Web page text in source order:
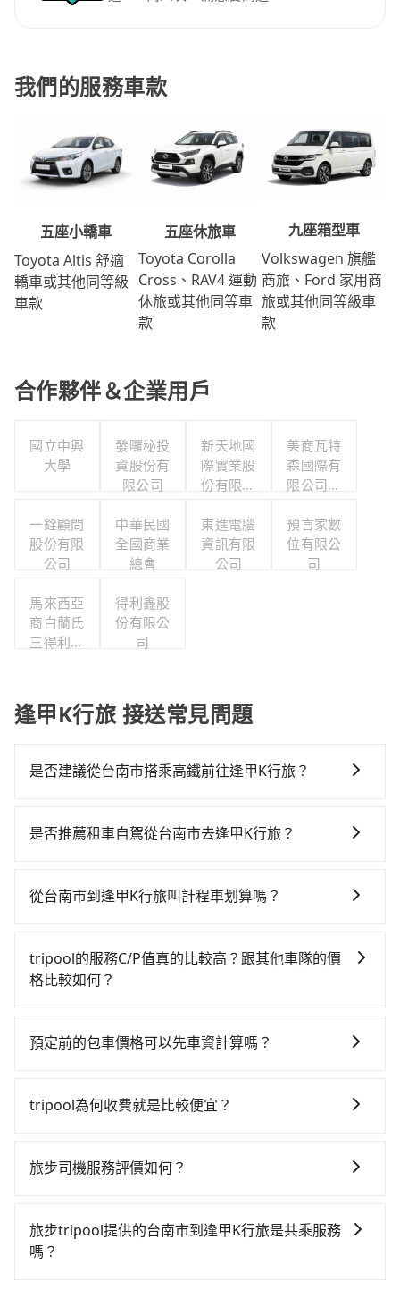
我們的服務車款
五座小轎車
Toyota Altis 舒適
轎車或其他同等級
車款
五座休旅車
Toyota Corolla
Cross、RAV4 運動
休旅或其他同等車
款
九座箱型車
Volkswagen 旗艦
商旅、Ford 家用商
旅或其他同等級車
款
合作夥伴＆企業用戶
國立中興
大學
發囉秘投
資股份有
限公司
新天地國
際實業股
份有限公
美商瓦特
森國際有
限公司台
一銓顧問
股份有限
公司
中華民國
全國商業
總會
東進電腦
資訊有限
公司
預言家數
位有限公
司
馬來西亞
商白蘭氏
三得利股
公司
得利鑫股
份有限公
司
逢甲K行旅 接送常見問題
是否建議從台南市搭乘高鐵前往逢甲K行旅？
時、轉車麻煩，且難叫計程車前往高鐵站！從最早06:03
一輛計程車花費約800元、車程約45分鐘。抵達高鐵站
往台中高鐵站，每人票價650元，再用10分鐘出站、等
待車站前排班的計程車，搭上小黃後約花20分鐘、車費
轉乘之平均每人花費為1,020元。不過台南市領有合法執
20倍。縱使幸運攔到一輛小黃了，台南市少部分小黃司
均花費約850元，費時1小時34分鐘。選擇搭乘高鐵而不
tripool！如果你僅有兩位乘車，也可參考tripool的拼車
共乘服務，最多可再節省50%的交通費用。
是否推薦租車自駕從台南市去逢甲K行旅？
時不需要閉目養神（因為要自己開車），最重要的是你
$115~205承租小轎車，每公里再額外加收$3.2，從台南
市（佳里區）到逢甲K行旅的花費預估為
時40元路邊停車費用預估進去，但額外的汽車保險與可
差的車款，如果人數超過四位，更是沒有較大的七人座
凹的車門仍未被修理，每一次租車都好像在開樂透一
車位，對於急著用車或者要載其他乘客的人來說就有不
小的風險。最後，雖然路邊隨租隨還看似方便，但實際
從台南市到逢甲K行旅叫計程車划算嗎？
灣大車隊、Uber、Line Taxi、Yoxi等，如果在路邊攔不
到車，也可考慮打電話至附近的計程車隊，如佳里同安
tripool可省高達$800。但如果你無法提前預約，或偏好
難度是台北或新北的20倍之多。再加上台南市有些計程
格或服務品質上，tripool都是你從台南市到逢甲K行旅
tripool的服務C/P值真的比較高？跟其他車隊的價
格比較如何？
市場上稍具規模且合法經營的業者，有以短程與城市為
KKDAY、KLOOK、叫車吧等。tripool旅步專注在長程
效的車輛調度能力，能以市價7~8折提供專車到府服務，
預定前的包車價格可以先車資計算嗎？
無隱藏費用，讓您可以隨時掌握交通開支。
tripool為何收費就是比較便宜？
一次使用tripool的會擔心價格比市價便宜不少，是不是
淘汰顧客評分較低的司機，且車輛均要求5年內新車，司
機也絕對不會在車內吸煙，於新冠肺炎期間也絕對全程
旅步司機服務評價如何？
機非常高的評價，認為他們非常專業且親切！讓他們的
旅程更加順暢和舒適。」
旅步tripool提供的台南市到逢甲K行旅是共乘服務
嗎？